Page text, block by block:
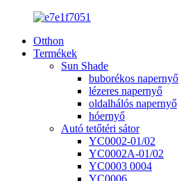
Otthon
Termékek
Sun Shade
buborékos napernyő
lézeres napernyő
oldalhálós napernyő
hóernyő
Autó tetőtéri sátor
YC0002-01/02
YC0002A-01/02
YC0003 0004
YC0006